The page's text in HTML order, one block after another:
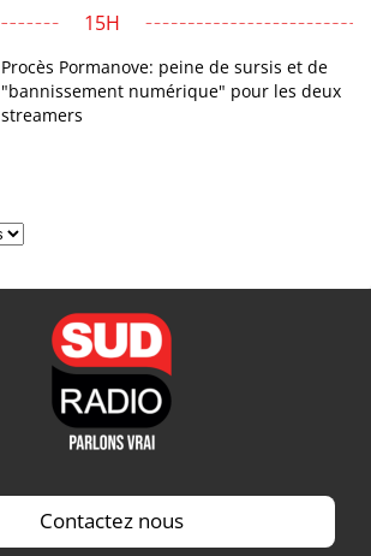
15H
Procès Pormanove: peine de sursis et de
"bannissement numérique" pour les deux
streamers
Contactez nous